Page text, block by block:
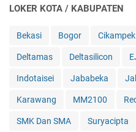
LOKER KOTA / KABUPATEN
Bekasi Bogor Cikampek
Deltamas Deltasilicon
Indotaisei Jababeka
Karawang MM2100
SMK Dan SMA Suryacipta